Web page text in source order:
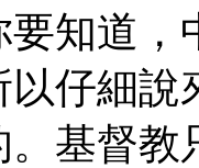
知道，
仔細說
。基督